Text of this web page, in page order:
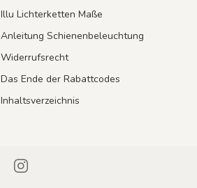
Illu Lichterketten Maße
Anleitung Schienenbeleuchtung
Widerrufsrecht
Das Ende der Rabattcodes
Inhaltsverzeichnis